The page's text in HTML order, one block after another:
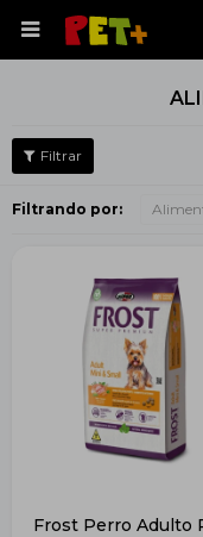

Filtrando por:
Frost Perro Adulto